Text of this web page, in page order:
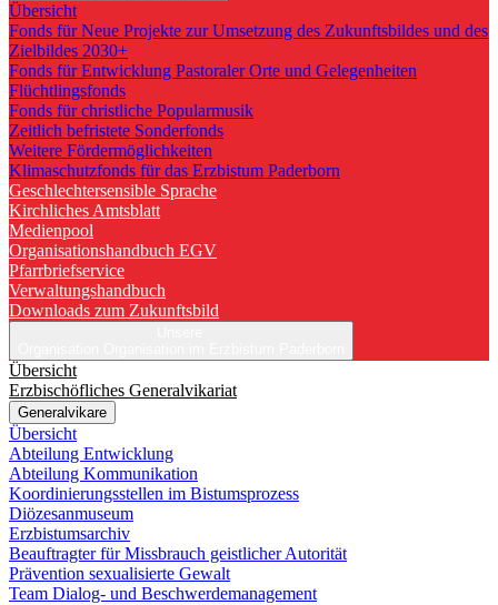
Übersicht
Fonds für Neue Projekte zur Umsetzung des Zukunftsbildes und des
Zielbildes 2030+
Fonds für Entwicklung Pastoraler Orte und Gelegenheiten
Flüchtlingsfonds
Fonds für christliche Popularmusik
Zeitlich befristete Sonderfonds
Weitere Fördermöglichkeiten
Klimaschutzfonds für das Erzbistum Paderborn
Geschlechtersensible Sprache
Kirchliches Amtsblatt
Medienpool
Organisationshandbuch EGV
Pfarrbriefservice
Verwaltungshandbuch
Downloads zum Zukunftsbild
Übersicht
Erzbischöfliches Generalvikariat
Generalvikare
Übersicht
Abteilung Entwicklung
Abteilung Kommunikation
Koordinierungsstellen im Bistumsprozess
Diözesanmuseum
Erzbistumsarchiv
Beauftragter für Missbrauch geistlicher Autorität
Prävention sexualisierte Gewalt
Team Dialog- und Beschwerdemanagement